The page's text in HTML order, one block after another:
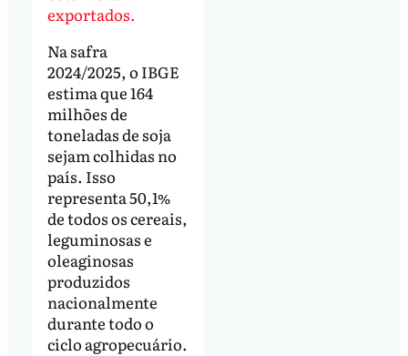
exportados.
Na safra
2024/2025, o IBGE
estima que 164
milhões de
toneladas de soja
sejam colhidas no
país. Isso
representa 50,1%
de todos os cereais,
leguminosas e
oleaginosas
produzidos
nacionalmente
durante todo o
ciclo agropecuário.